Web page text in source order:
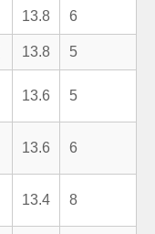
13.8 6
13.8 5
13.6 5
13.6 6
13.4 8